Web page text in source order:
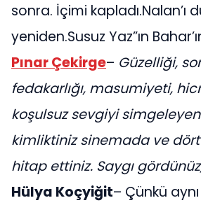
sonra. İçimi kapladı.Nalan’ı
yeniden.Susuz Yaz”ın
Pınar Çekirge– Güzelliği,
fedakarlığı, masumiyeti,
koşulsuz sevgiyi
kimliktiniz sinemada ve
hitap ettiniz. Saygı
Hülya Koçyiğit– Çünkü